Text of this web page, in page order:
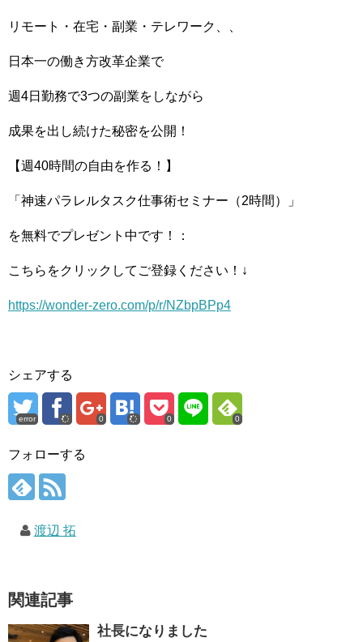
リモート・在宅・副業・テレワーク、、
日本一の働き方改革企業で
週4日勤務で3つの副業をしながら
成果を出し続けた秘密を公開！
【週40時間の自由を作る！】
「神速パラレルタスク仕事術セミナー（2時間）」
を無料でプレゼント中です！：
こちらをクリックしてご登録ください！↓
https://wonder-zero.com/p/r/NZbpBPp4
シェアする
error 0 0 0
フォローする
渡辺 拓
関連記事
社長になりました